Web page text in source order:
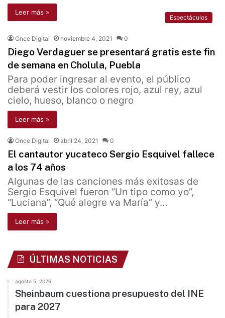
Leer más »
Espectáculos
Once Digital noviembre 4, 2021 0
Diego Verdaguer se presentará gratis este fin
de semana en Cholula, Puebla
Para poder ingresar al evento, el público
deberá vestir los colores rojo, azul rey, azul
cielo, hueso, blanco o negro
Leer más »
Once Digital abril 24, 2021 0
El cantautor yucateco Sergio Esquivel fallece
a los 74 años
Algunas de las canciones más exitosas de
Sergio Esquivel fueron “Un tipo como yo”,
“Luciana”, “Qué alegre va María” y…
Leer más »
ÚLTIMAS NOTICIAS
agosto 5, 2026
Sheinbaum cuestiona presupuesto del INE
para 2027